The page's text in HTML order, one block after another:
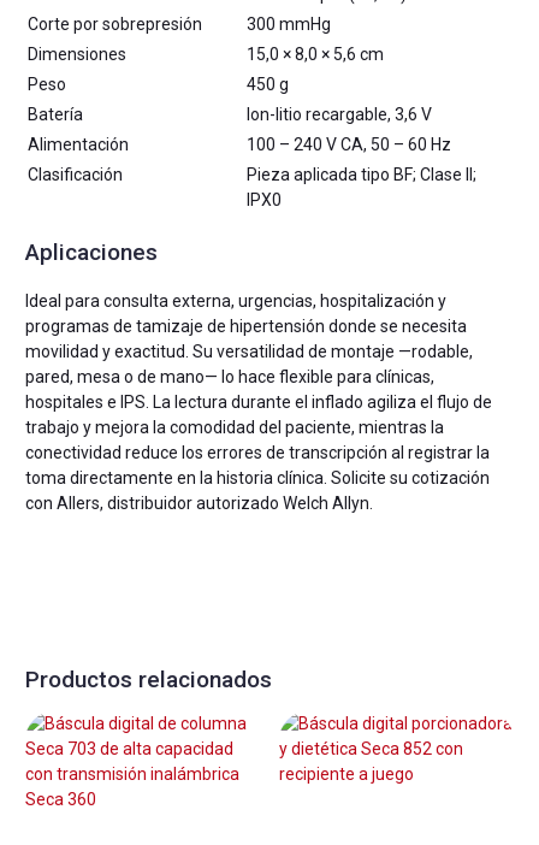
Corte por sobrepresión
300 mmHg
Dimensiones
15,0 × 8,0 × 5,6 cm
Peso
450 g
Batería
Ion-litio recargable, 3,6 V
Alimentación
100 – 240 V CA, 50 – 60 Hz
Clasificación
Pieza aplicada tipo BF; Clase II;
IPX0
Aplicaciones
Ideal para consulta externa, urgencias, hospitalización y
programas de tamizaje de hipertensión donde se necesita
movilidad y exactitud. Su versatilidad de montaje —rodable,
pared, mesa o de mano— lo hace flexible para clínicas,
hospitales e IPS. La lectura durante el inflado agiliza el flujo de
trabajo y mejora la comodidad del paciente, mientras la
conectividad reduce los errores de transcripción al registrar la
toma directamente en la historia clínica. Solicite su cotización
con Allers, distribuidor autorizado Welch Allyn.
Productos relacionados